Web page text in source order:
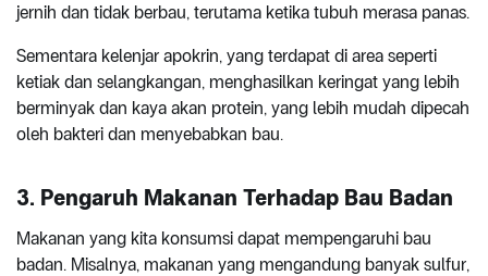
jernih dan tidak berbau, terutama ketika tubuh merasa panas.
Sementara kelenjar apokrin, yang terdapat di area seperti
ketiak dan selangkangan, menghasilkan keringat yang lebih
berminyak dan kaya akan protein, yang lebih mudah dipecah
oleh bakteri dan menyebabkan bau.
3. Pengaruh Makanan Terhadap Bau Badan
Makanan yang kita konsumsi dapat mempengaruhi bau
badan. Misalnya, makanan yang mengandung banyak sulfur,